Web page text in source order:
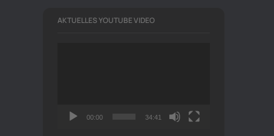
AKTUELLES YOUTUBE VIDEO
00:00 34:41